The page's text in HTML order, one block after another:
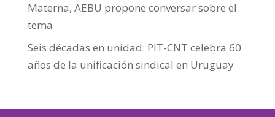
Materna, AEBU propone conversar sobre el
tema
Seis décadas en unidad: PIT-CNT celebra 60
años de la unificación sindical en Uruguay